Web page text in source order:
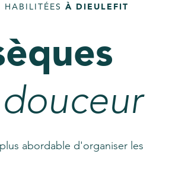
dans la presse
notre FAQ
HABILITÉES À DIEULEFIT
abordable d'organiser les